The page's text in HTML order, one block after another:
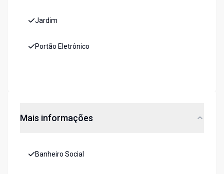
Jardim
Portão Eletrônico
Mais informações
Banheiro Social